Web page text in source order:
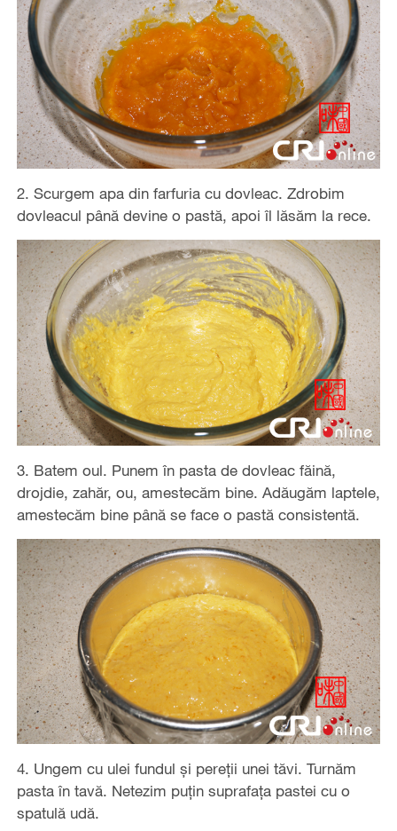
2. Scurgem apa din farfuria cu dovleac. Zdrobim
dovleacul până devine o pastă, apoi îl lăsăm la rece.
3. Batem oul. Punem în pasta de dovleac făină,
drojdie, zahăr, ou, amestecăm bine. Adăugăm laptele,
amestecăm bine până se face o pastă consistentă.
4. Ungem cu ulei fundul și pereții unei tăvi. Turnăm
pasta în tavă. Netezim puțin suprafața pastei cu o
spatulă udă.